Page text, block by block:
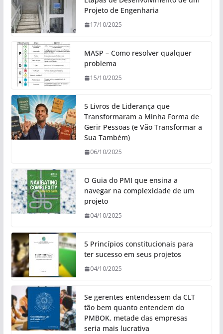
Projeto de Engenharia
17/10/2025
MASP – Como resolver qualquer
problema
15/10/2025
5 Livros de Liderança que
Transformaram a Minha Forma de
Gerir Pessoas (e Vão Transformar a
Sua Também)
06/10/2025
O Guia do PMI que ensina a
navegar na complexidade de um
projeto
04/10/2025
5 Princípios constitucionais para
ter sucesso em seus projetos
04/10/2025
Se gerentes entendessem da CLT
tão bem quanto entendem do
PMBOK, metade das empresas
seria mais lucrativa